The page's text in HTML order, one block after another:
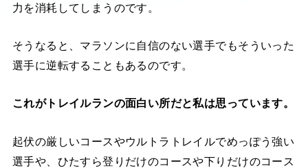
力を消耗してしまうのです。
そうなると、マラソンに自信のない選手でもそういった
選手に逆転することもあるのです。
これがトレイルランの面白い所だと私は思っています。
起伏の厳しいコースやウルトラトレイルでめっぽう強い
選手や、ひたすら登りだけのコースや下りだけのコース